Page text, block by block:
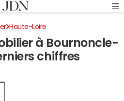
Haute-Loire
à Bournoncle-
chiffres